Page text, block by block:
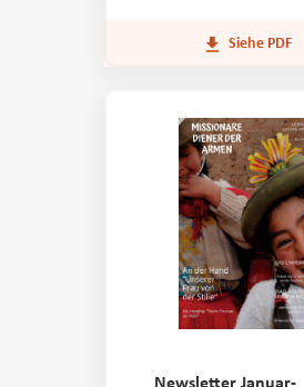
Siehe PDF